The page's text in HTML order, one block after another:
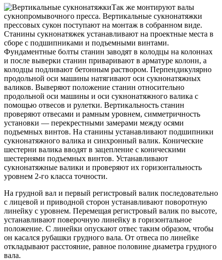
Так же монтируют валы
сукнопромывочного пресса. Вертикальные сукнонатяжки
прессовых сукон поступают на монтаж в собранном виде.
Станины сукнонатяжек устанавливают на проектные места в
сборе с подшипниками и подъемными винтами.
Фундаментные болты станин заводят в колодцы на колоннах
и после выверки станин приваривают в арматуре колонн, а
колодцы подливают бетонным раствором. Перпендикулярно
продольной оси машины натягивают оси сукнонатяжных
валиков. Выверяют положение станин относительно
продольной оси машины и оси сукнонатяжного валика с
помощью отвесов и рулетки. Вертикальность станин
проверяют отвесами и рамным уровнем, симметричность
установки — перекрестными замерами между осями
подъемных винтов. На станины устанавливают подшипники
сукнонатяжного валика и синхронный валик. Конические
шестерни валика вводят в зацепление с коническими
шестернями подъемных винтов. Устанавливают
сукнонатяжные валики и проверяют их горизонтальность
уровнем 2-го класса точности.
На грудной вал и первый регистровый валик последовательно
с лицевой и приводной сторон устанавливают поворотную
линейку с уровнем. Перемещая регистровый валик по высоте,
устанавливают поверочную линейку в горизонтальное
положение. С линейки опускают отвес таким образом, чтобы
он касался рубашки грудного вала. От отвеса по линейке
откладывают расстояние, равное половине диаметра грудного
вала.